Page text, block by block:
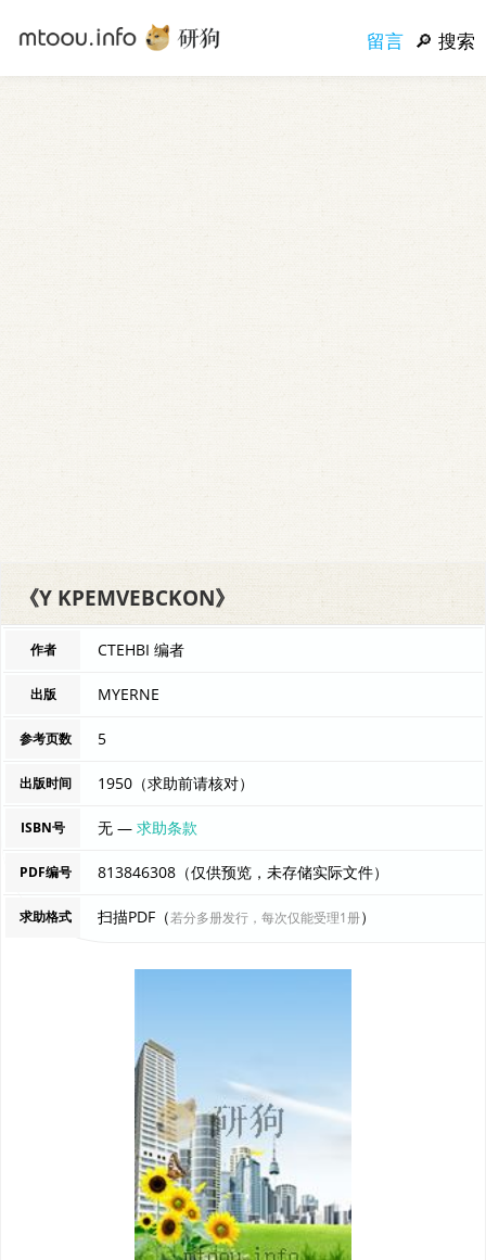
留言 搜索
《Y KPEMVEBCKON》
作者 CTEHBI 编者
出版 MYERNE
参考页数 5
出版时间 1950（求助前请核对）
ISBN号 无 —求助条款
PDF编号 813846308（仅供预览，未存储实际文件）
求助格式 扫描PDF（若分多册发行，每次仅能受理1册）